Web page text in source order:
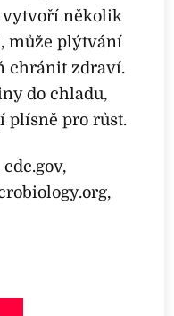
vytvoří několik
může plýtvání
chránit zdraví.
do chladu,
plísně pro růst.